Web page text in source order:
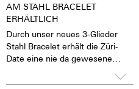
AM STAHL BRACELET
ERHÄLTLICH
Durch unser neues 3-Glieder
Stahl Bracelet erhält die Züri-
Date eine nie da gewesene